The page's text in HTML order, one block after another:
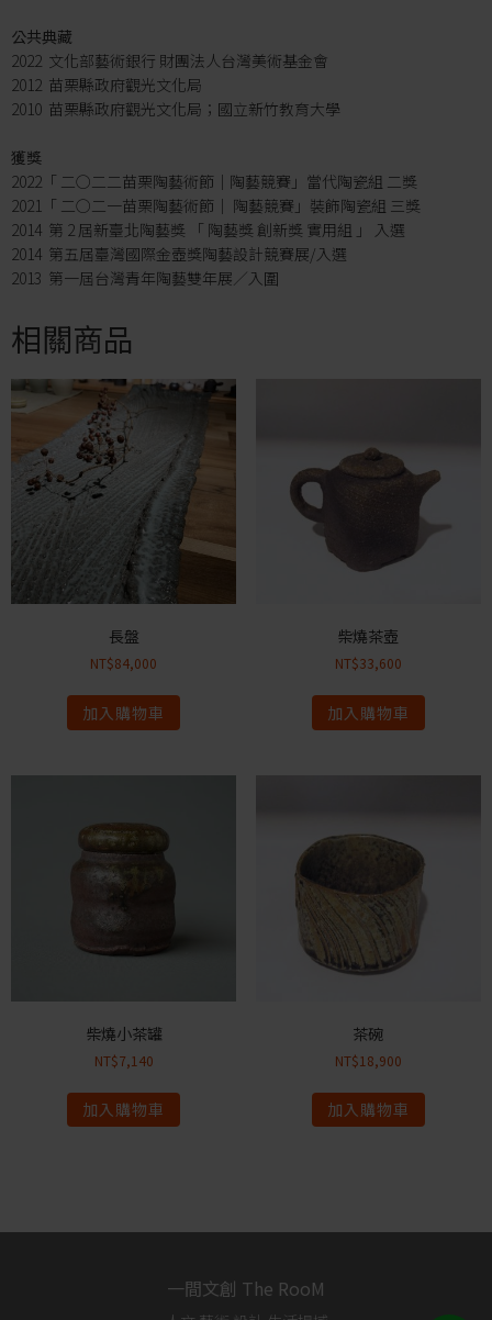
公共典藏
2022 文化部藝術銀行 財團法人台灣美術基金會
2012 苗栗縣政府觀光文化局
2010 苗栗縣政府觀光文化局；國立新竹教育大學
獲獎
2022「 二○二二苗栗陶藝術節│陶藝競賽」當代陶瓷組 二獎
2021「 二○二一苗栗陶藝術節│ 陶藝競賽」裝飾陶瓷組 三獎
2014 第 2 屆新臺北陶藝獎 「 陶藝獎 創新獎 實用組 」 入選
2014 第五屆臺灣國際金壺獎陶藝設計競賽展/入選
2013 第一屆台灣青年陶藝雙年展／入圍
相關商品
長盤
NT$84,000
加入購物車
柴燒茶壺
NT$33,600
加入購物車
柴燒小茶罐
NT$7,140
加入購物車
茶碗
NT$18,900
加入購物車
一間文創 The RooM